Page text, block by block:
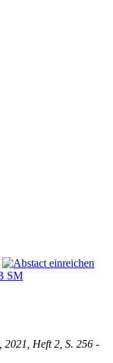
, 2021, Heft 2, S. 256 -